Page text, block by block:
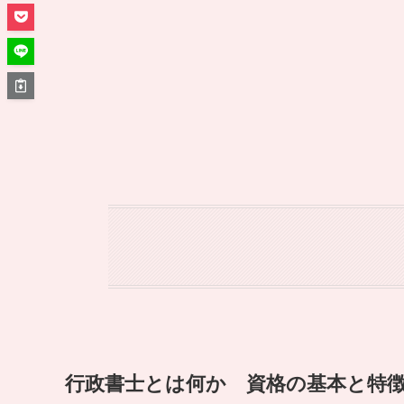
行政書士とは何か 資格の基本と特